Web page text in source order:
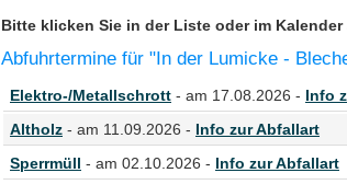
Bitte klicken Sie in der Liste oder im
Abfuhrtermine für "In der Lumicke -
Elektro-/Metallschrott - am 17.08.2026 - Info
Altholz - am 11.09.2026 - Info zur Abfallart
Sperrmüll - am 02.10.2026 - Info zur Abfallart